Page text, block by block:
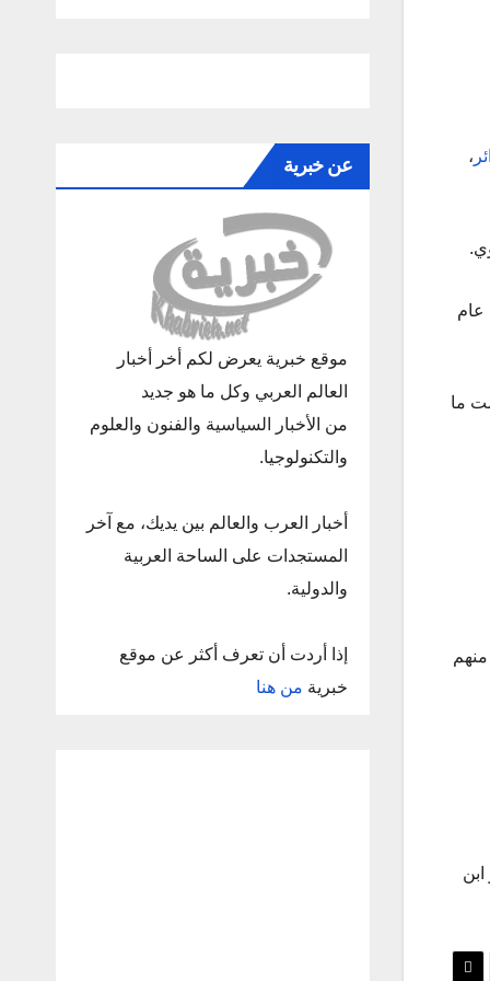
،
عام
ما
منهم
عن خبرية
موقع خبرية يعرض لكم أخر أخبار
العالم العربي وكل ما هو جديد
من الأخبار السياسية والفنون والعلوم
والتكنولوجيا.
أخبار العرب والعالم بين يديك، مع آخر
المستجدات على الساحة العربية
والدولية.
إذا أردت أن تعرف أكثر عن موقع
خبرية من هنا